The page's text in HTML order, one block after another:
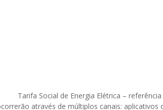
Tarifa Social de Energia Elétrica –
através de múltiplos canais: aplicativos